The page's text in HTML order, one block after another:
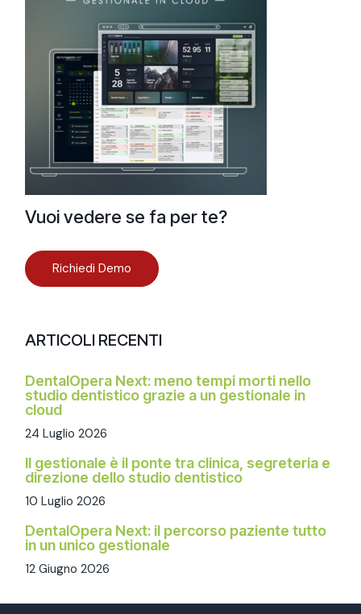
Vuoi vedere se fa per te?
Richiedi Demo
ARTICOLI RECENTI
DentalOpera Next: meno tempi morti nello
studio dentistico grazie a un gestionale in
cloud
24 Luglio 2026
Il gestionale è il ponte tra clinica, segreteria e
direzione dello studio dentistico
10 Luglio 2026
DentalOpera Next: il percorso paziente tutto
in un unico gestionale
12 Giugno 2026